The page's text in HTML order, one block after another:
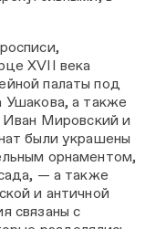
XVII века
палаты под
Ушакова, а также
Мировский и
были украшены
орнаментом,
— а также
и античной
связаны с